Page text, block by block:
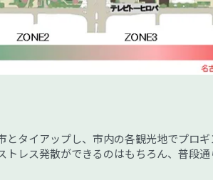
とタイアップし、市内の各観光地でプロ
トレス発散ができるのはもちろん、普段